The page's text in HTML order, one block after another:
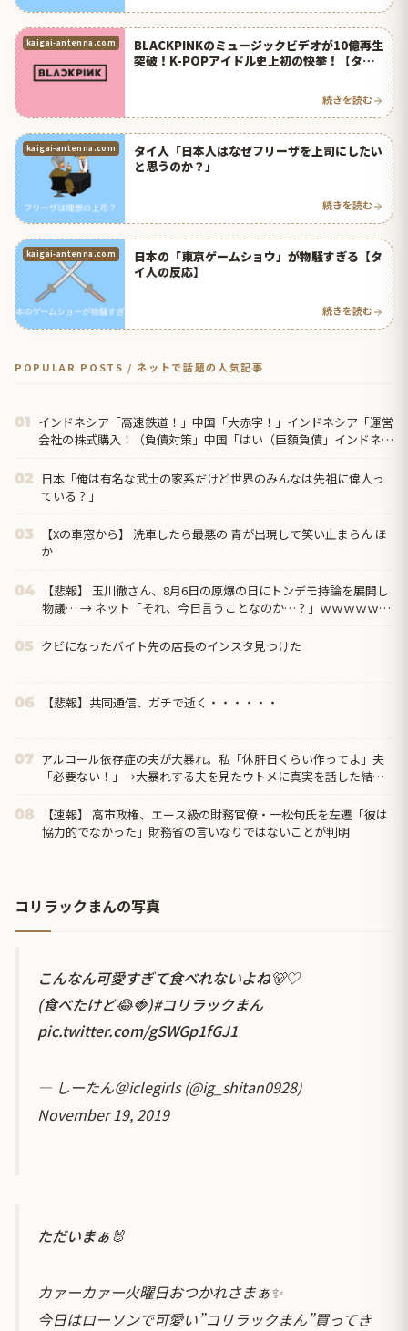
kaigai-antenna.com
BLACKPINKのミュージックビデオが10億再生
突破！K-POPアイドル史上初の快挙！【タイ
続きを読む
kaigai-antenna.com
タイ人「日本人はなぜフリーザを上司にしたい
と思うのか？」
続きを読む
kaigai-antenna.com
日本の「東京ゲームショウ」が物騒すぎる【タ
イ人の反応】
続きを読む
POPULAR POSTS / ネットで話題の人気記事
01 インドネシア「高速鉄道！」中国「大赤字！」インドネシア「運営
会社の株式購入！（負債対策」中国「はい（巨額負債」インドネシ
02
日本「俺は有名な武士の家系だけど世界のみんなは先祖に偉人っ
ている？」
03
【Xの車窓から】 洗車したら最悪の 青が出現して笑い止まらん ほ
か
04
【悲報】 玉川徹さん、8月6日の原爆の日にトンデモ持論を展開し
物議… → ネット「それ、今日言うことなのか…？」ｗｗｗｗｗｗ
05 クビになったバイト先の店長のインスタ見つけた
06 【悲報】共同通信、ガチで逝く・・・・・・
07 アルコール依存症の夫が大暴れ。私「休肝日くらい作ってよ」夫
「必要ない！」→大暴れする夫を見たウトメに真実を話した結
08
【速報】 高市政権、エース級の財務官僚・一松旬氏を左遷「彼は
協力的でなかった」財務省の言いなりではないことが判明
コリラックまんの写真
こんなん可愛すぎて食べれないよね🐻♡
(食べたけど😂🍓)#コリラックまん
pic.twitter.com/gSWGp1fGJ1
— しーたん＠iclegirls (@ig_shitan0928)
November 19, 2019
ただいまぁ🐰
カァーカァー火曜日おつかれさまぁ✨
今日はローソンで可愛い”コリラックまん”買ってき